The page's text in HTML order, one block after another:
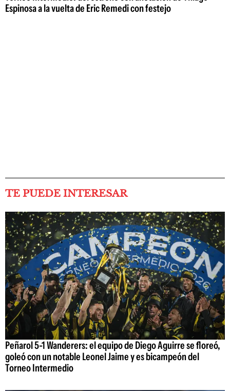
Espinosa a la vuelta de Eric Remedi con festejo
TE PUEDE INTERESAR
Peñarol 5-1 Wanderers: el equipo de Diego Aguirre se floreó,
goleó con un notable Leonel Jaime y es bicampeón del
Torneo Intermedio